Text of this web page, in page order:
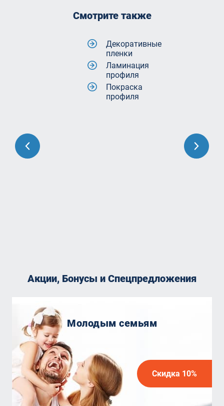
Смотрите также
Декоративные
пленки
Ламинация
профиля
Покраска
профиля
Акции, Бонусы и Спецпредложения
Молодым семьям
Скидка 10%